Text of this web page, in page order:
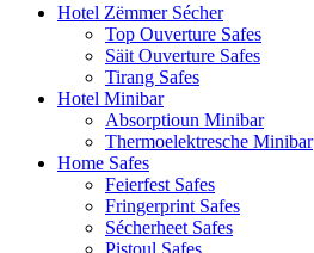
Hotel Zëmmer Sécher
Top Ouverture Safes
Säit Ouverture Safes
Tirang Safes
Hotel Minibar
Absorptioun Minibar
Thermoelektresche Minibar
Home Safes
Feierfest Safes
Fringerprint Safes
Sécherheet Safes
Pistoul Safes